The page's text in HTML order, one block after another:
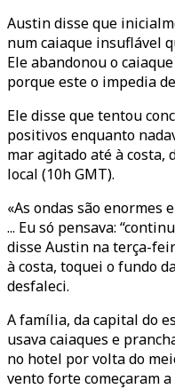
Austin disse que
num caiaque insuflável
Ele abandonou o
porque este o impedia
Ele disse que tentou
positivos enquanto
mar agitado até à costa,
local (10h GMT).
«As ondas são enormes
... Eu só pensava:
disse Austin na terça-
à costa, toquei o fundo
desfaleci.
A família, da capital do
usava caiaques e
no hotel por volta do
vento forte começaram